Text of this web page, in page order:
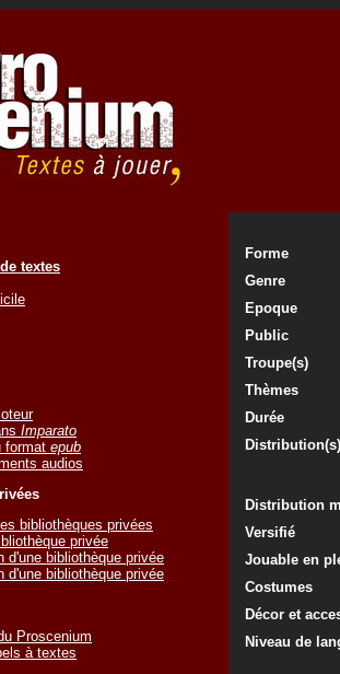
textes
Imparato
format epub
audios
bibliothèques privées
privée
d'une bibliothèque privée
d'une bibliothèque privée
Proscenium
à textes
Forme
Genre
Epoque
Public
Troupe(s)
Thèmes
Durée
Distribution(s)
Distribution
Versifié
Jouable en
Costumes
Décor et
Niveau de